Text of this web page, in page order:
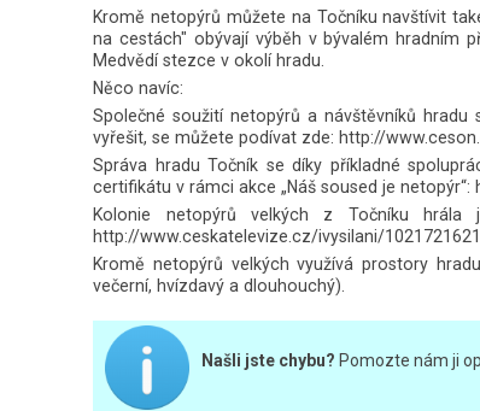
Kromě netopýrů můžete na Točníku navštívit
na cestách" obývají výběh v bývalém hradním
Medvědí stezce v okolí hradu.
Něco navíc:
Společné soužití netopýrů a návštěvníků
vyřešit, se můžete podívat zde: http://
Správa hradu Točník se díky příkladné
certifikátu v rámci akce „Náš soused je
Kolonie netopýrů velkých z Točníku
http://www.ceskatelevize.cz/ivysilani/
Kromě netopýrů velkých využívá prostory
večerní, hvízdavý a dlouhouchý).
Našli jste chybu? Pomozte nám ji